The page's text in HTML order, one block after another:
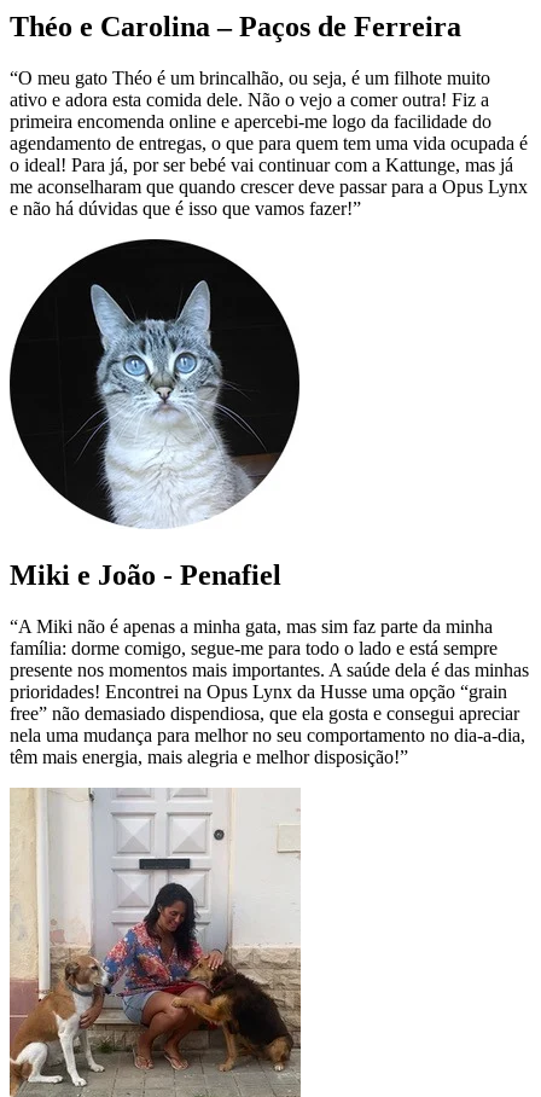
Théo e Carolina – Paços de Ferreira
“O meu gato Théo é um brincalhão, ou seja, é um filhote muito
ativo e adora esta comida dele. Não o vejo a comer outra! Fiz a
primeira encomenda online e apercebi-me logo da facilidade do
agendamento de entregas, o que para quem tem uma vida ocupada é
o ideal! Para já, por ser bebé vai continuar com a Kattunge, mas já
me aconselharam que quando crescer deve passar para a Opus Lynx
e não há dúvidas que é isso que vamos fazer!”
Miki e João - Penafiel
“A Miki não é apenas a minha gata, mas sim faz parte da minha
família: dorme comigo, segue-me para todo o lado e está sempre
presente nos momentos mais importantes. A saúde dela é das minhas
prioridades! Encontrei na Opus Lynx da Husse uma opção “grain
free” não demasiado dispendiosa, que ela gosta e consegui apreciar
nela uma mudança para melhor no seu comportamento no dia-a-dia,
têm mais energia, mais alegria e melhor disposição!”